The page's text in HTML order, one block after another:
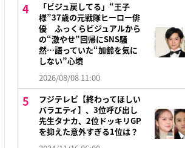
「ビジュ戻してる」“王子
様”37歳の元戦隊ヒーロー俳
優 ふっくらビジュアルから
の“激やせ”回帰にSNS騒
然…語っていた“加齢を気に
しない”心境
2026/08/08 11:00
フジテレビ【終わってほしい
バラエティ】、3位呼び出し
先生タナカ、2位ドッキリGP
を抑えた意外すぎる1位は？